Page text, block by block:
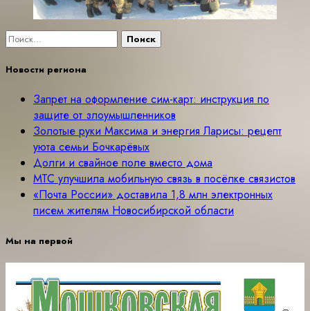
Найти:
Новости региона
Запрет на оформление сим-карт: инструкция по
защите от злоумышленников
Золотые руки Максима и энергия Ларисы: рецепт
уюта семьи Бочкарёвых
Долги и свайное поле вместо дома
МТС улучшила мобильную связь в посёлке связистов
«Почта России» доставила 1,8 млн электронных
писем жителям Новосибирской области
Мы на первой